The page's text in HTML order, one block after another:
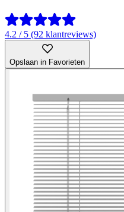
4.2 / 5 (92 klantreviews)
Opslaan in Favorieten